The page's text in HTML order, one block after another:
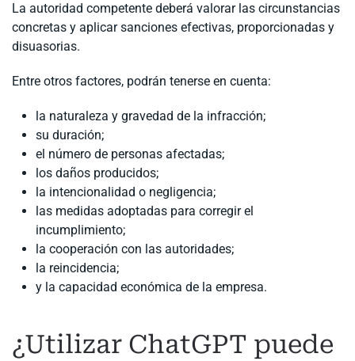
La autoridad competente deberá valorar las circunstancias
concretas y aplicar sanciones efectivas, proporcionadas y
disuasorias.
Entre otros factores, podrán tenerse en cuenta:
la naturaleza y gravedad de la infracción;
su duración;
el número de personas afectadas;
los daños producidos;
la intencionalidad o negligencia;
las medidas adoptadas para corregir el
incumplimiento;
la cooperación con las autoridades;
la reincidencia;
y la capacidad económica de la empresa.
¿Utilizar ChatGPT puede